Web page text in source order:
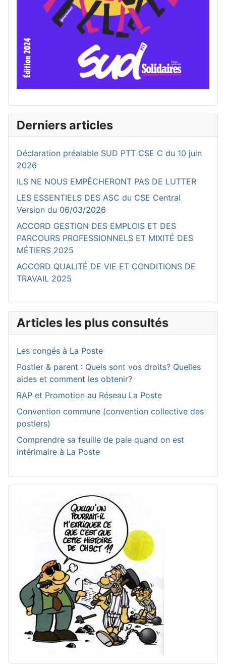
Derniers articles
Déclaration préalable SUD PTT CSE C du 10 juin
2026
ILS NE NOUS EMPÊCHERONT PAS DE LUTTER
LES ESSENTIELS DES ASC du CSE Central
Version du 06/03/2026
ACCORD GESTION DES EMPLOIS ET DES
PARCOURS PROFESSIONNELS ET MIXITÉ DES
MÉTIERS 2025
ACCORD QUALITÉ DE VIE ET CONDITIONS DE
TRAVAIL 2025
Articles les plus consultés
Les congés à La Poste
Postier & parent : Quels sont vos droits? Quelles
aides et comment les obtenir?
RAP et Promotion au Réseau La Poste
Convention commune (convention collective des
postiers)
Comprendre sa feuille de paie quand on est
intérimaire à La Poste